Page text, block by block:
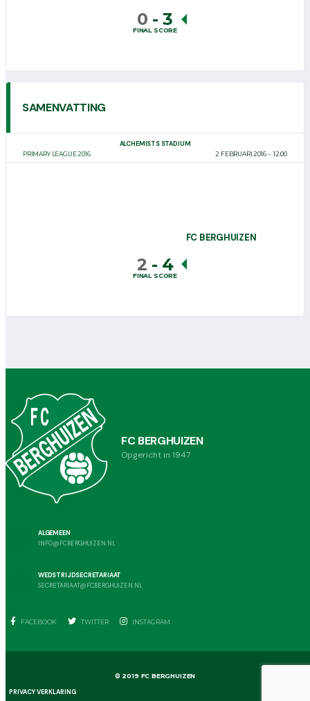
0 - 3
FINAL SCORE
SAMENVATTING
PRIMARY LEAGUE 2016
ALCHEMISTS STADIUM
2 FEBRUARI 2016 12:00
FC BERGHUIZEN
2 - 4
FINAL SCORE
FC BERGHUIZEN
Opgericht in 1947
ALGEMEEN
INFO@FCBERGHUIZEN.NL
WEDSTRIJDSECRETARIAAT
SECRETARIAAT@FCBERGHUIZEN.NL
FACEBOOK TWITTER INSTAGRAM
© 2019 FC BERGHUIZEN
PRIVACY VERKLARING